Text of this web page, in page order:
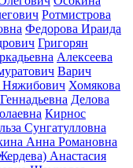
Ротмистрова
Федорова Ираида
Григорян
Алексеева
Варич
Няжибович Хомякова
Делова
Кирнос
Сунгатулловна
Анна Романовна
Анастасия